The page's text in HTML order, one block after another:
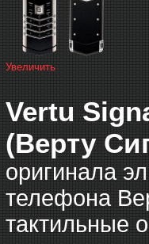
Увеличить
Vertu
(Верту
оригинала
телефона
тактильные